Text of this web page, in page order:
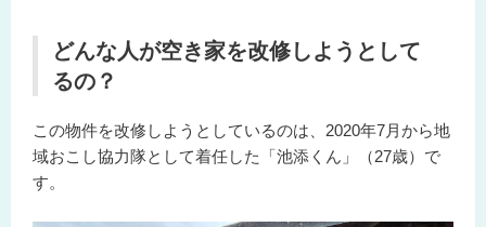
どんな人が空き家を改修しようとして
るの？
この物件を改修しようとしているのは、2020年7月から地
域おこし協力隊として着任した「池添くん」（27歳）で
す。